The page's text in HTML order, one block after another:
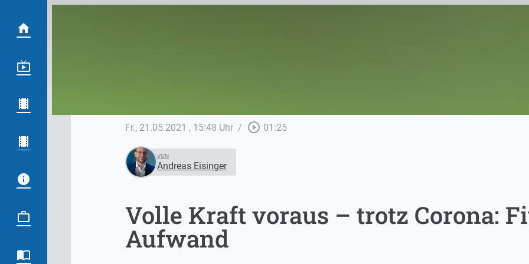
Fr., 21.05.2021 , 15:48 Uhr / play_circle_outline 01:25
VON
Andreas Eisinger
Volle Kraft voraus – trotz Corona:
Aufwand